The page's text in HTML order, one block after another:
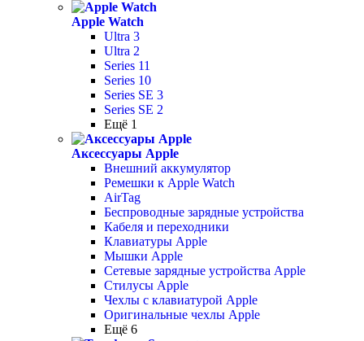
Apple Watch
Ultra 3
Ultra 2
Series 11
Series 10
Series SE 3
Series SE 2
Ещё 1
Аксессуары Apple
Внешний аккумулятор
Ремешки к Apple Watch
AirTag
Беспроводные зарядные устройства
Кабеля и переходники
Клавиатуры Apple
Мышки Apple
Сетевые зарядные устройства Apple
Стилусы Apple
Чехлы с клавиатурой Apple
Оригинальные чехлы Apple
Ещё 6